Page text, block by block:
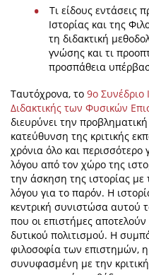
Τι είδους εντάσεις
Ιστορίας και της
τη διδακτική
γνώσης και τι
προσπάθεια
Ταυτόχρονα, το 9ο Συνέδριο
Διδακτικής των Φυσικών
διευρύνει την
κατεύθυνση της κριτικής
χρόνια όλο και περισσότερο
λόγου από τον χώρο της
την άσκηση της ιστορίας με
λόγου για το παρόν. Η
κεντρική συνιστώσα αυτού
που οι επιστήμες αποτελούν
δυτικού πολιτισμού. Η
φιλοσοφία των επιστημών, η
συνυφασμένη με την